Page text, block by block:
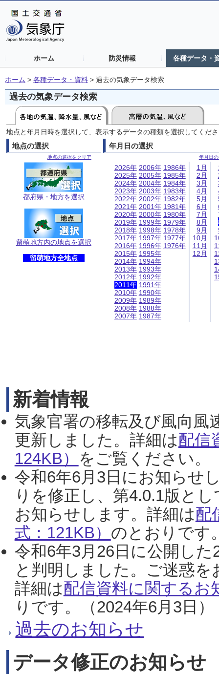
ホーム 防災情報 各種データ・
ホーム > 各種データ・資料 > 過去の気象データ検索
過去の気象データ検索
地点と年月日時を選択して、表示するデータの種類を選択してくだ
地点の選択
地点の選択をクリア
都府県・地方を選択
留萌地方内の地点を選択
留萌地方全地点
年月日の選択
年月日
2026年
2025年
2024年
2023年
2022年
2021年
2020年
2019年
2018年
2017年
2016年
2015年
2014年
2013年
2012年
2011年
2010年
2009年
2008年
2007年
2006年
2005年
2004年
2003年
2002年
2001年
2000年
1999年
1998年
1997年
1996年
1995年
1994年
1993年
1992年
1991年
1990年
1989年
1988年
1987年
1986年
1985年
1984年
1983年
1982年
1981年
1980年
1979年
1978年
1977年
1976年
1月
2月
3月
4月
5月
6月
7月
8月
9月
10月
11月
12月
新着情報
気象官署の移転及び風向風
更新しました。詳細は配信
124KB） をご覧ください。
令和6年6月3日にお知らせ
りを修正し、第4.0.1版と
お知らせします。詳細は配
式：121KB） のとおりです
令和6年3月26日に公開し
と判明しました。ご迷惑
詳細は配信資料に関するお
りです。（2024年6月3日）
過去のお知らせ
データ修正のお知らせ